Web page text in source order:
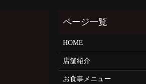
HOME
店舗紹介
お食事メニュー